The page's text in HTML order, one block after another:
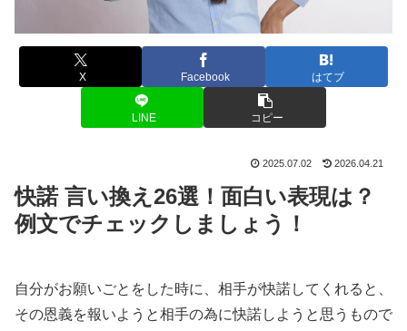
X Facebook はてブ
LINE コピー
2025.07.02 2026.04.21
快諾 言い換え26選！面白い表現は？
例文でチェックしましょう！
自分がお願いごとをした時に、相手が快諾してくれると、
その恩義を報いようと相手の為に快諾しようと思うもので